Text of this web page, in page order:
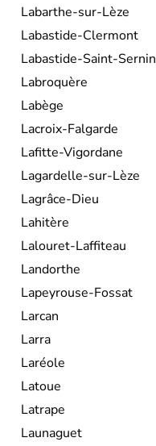
Labarthe-sur-Lèze
Labastide-Clermont
Labastide-Saint-Sernin
Labroquère
Labège
Lacroix-Falgarde
Lafitte-Vigordane
Lagardelle-sur-Lèze
Lagrâce-Dieu
Lahitère
Lalouret-Laffiteau
Landorthe
Lapeyrouse-Fossat
Larcan
Larra
Laréole
Latoue
Latrape
Launaguet